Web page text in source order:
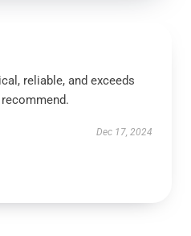
reliable, and exceeds
Dec 17, 2024